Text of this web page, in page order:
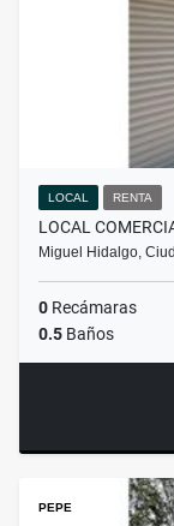
LOCAL RENTA
LOCAL
Miguel Hidalgo,
0 Recámaras
0.5 Baños
PEPE